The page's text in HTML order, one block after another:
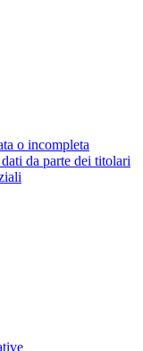
o incompleta
da parte dei titolari